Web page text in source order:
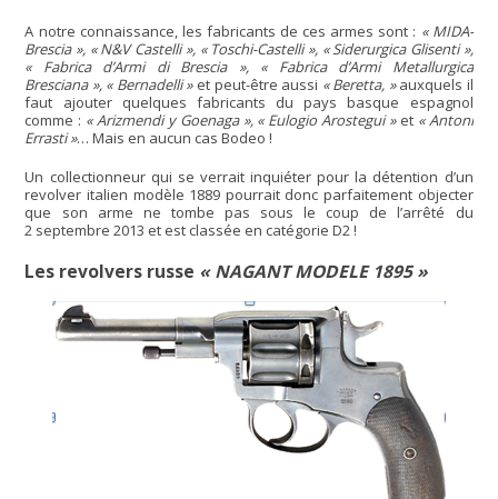
A notre connaissance, les fabricants de ces armes sont : « MIDA-
Brescia », « N&V Castelli », « Toschi-Castelli », « Siderurgica Glisenti »,
« Fabrica d’Armi di Brescia », « Fabrica d’Armi Metallurgica
Bresciana », « Bernadelli »et peut-être aussi « Beretta, »auxquels il
faut ajouter quelques fabricants du pays basque espagnol
comme : « Arizmendi y Goenaga », « Eulogio Arostegui » et « Antoni
Errasti »… Mais en aucun cas Bodeo !
Un collectionneur qui se verrait inquiéter pour la détention d’un
revolver italien modèle 1889 pourrait donc parfaitement objecter
que son arme ne tombe pas sous le coup de l’arrêté du
2 septembre 2013 et est classée en catégorie D2 !
Les revolvers russe « NAGANT MODELE 1895 »